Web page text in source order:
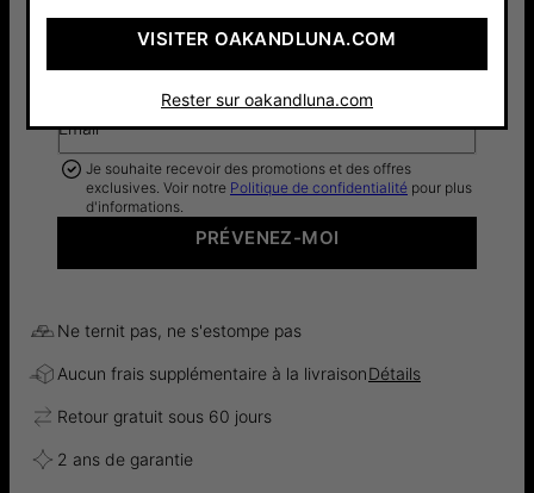
Je veux savoir avant tout le monde dès que ce
produit sera à nouveau disponible
Email*
Je souhaite recevoir des promotions et des offres
exclusives. Voir notre Politique de confidentialité pour plus
d'informations.
PRÉVENEZ-MOI
Ne ternit pas, ne s'estompe pas
Aucun frais supplémentaire à la livraisonDétails
Retour gratuit sous 60 jours
2 ans de garantie
VISITER OAKANDLUNA.COM
Rester sur oakandluna.com